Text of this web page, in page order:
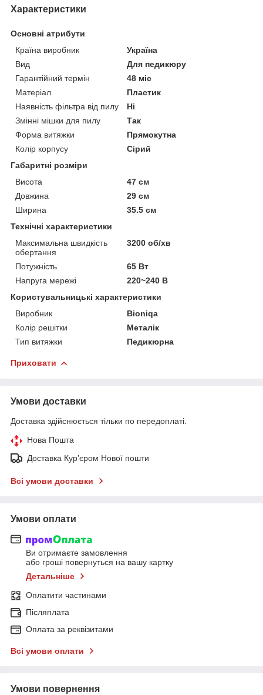
Характеристики
Основні атрибути
Країна виробник
Україна
Вид
Для педикюру
Гарантійний термін
48 міс
Матеріал
Пластик
Наявність фільтра від пилу
Ні
Змінні мішки для пилу
Так
Форма витяжки
Прямокутна
Колір корпусу
Сірий
Габаритні розміри
Висота
47 см
Довжина
29 см
Ширина
35.5 см
Технічні характеристики
Максимальна швидкість
обертання
3200 об/хв
Потужність
65 Вт
Напруга мережі
220~240 В
Користувальницькі характеристики
Виробник
Bioniqa
Колір решітки
Металік
Тип витяжки
Педикюрна
Приховати
Умови доставки
Доставка здійснюється тільки по передоплаті.
Нова Пошта
Доставка Курʼєром Нової пошти
Всі умови доставки
Умови оплати
Ви отримаєте замовлення
або гроші повернуться на вашу картку
Детальніше
Оплатити частинами
Післяплата
Оплата за реквізитами
Всі умови оплати
Умови повернення